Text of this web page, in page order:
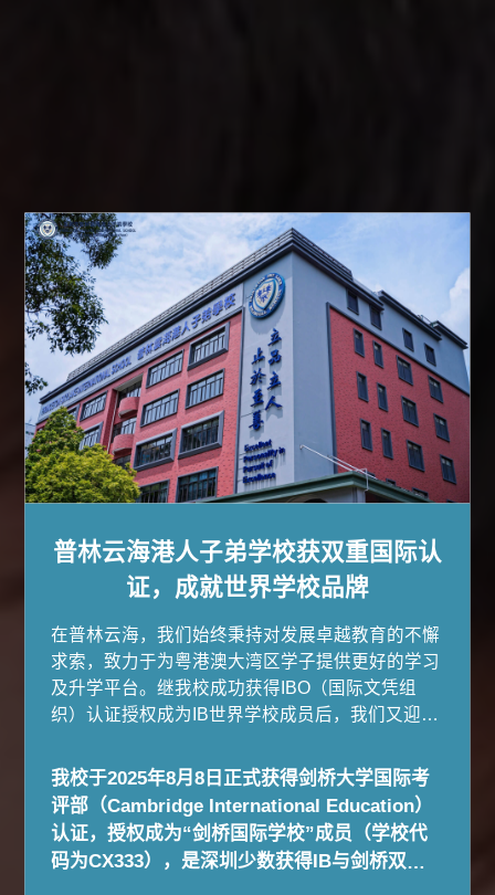
普林云海港人子弟学校获双重国际认
证，成就世界学校品牌
在普林云海，我们始终秉持对发展卓越教育的不懈
求索，致力于为粤港澳大湾区学子提供更好的学习
及升学平台。继我校成功获得IBO（国际文凭组
织）认证授权成为IB世界学校成员后，我们又迎来
我校于2025年8月8日正式获得剑桥大学国际考
评部（Cambridge International Education）
认证，授权成为“剑桥国际学校”成员（学校代
码为CX333），是深圳少数获得IB与剑桥双重